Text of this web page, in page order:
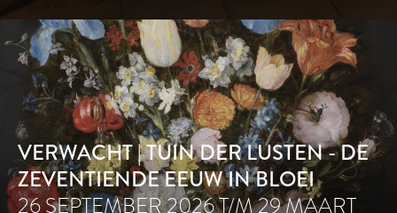
VERWACHT | TUIN DER LUSTEN - DE
ZEVENTIENDE EEUW IN BLOEI
26 SEPTEMBER 2026 T/M 29 MAART